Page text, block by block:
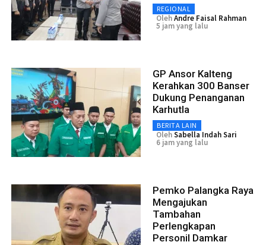
REGIONAL
OlehAndre Faisal Rahman
5 jam yang lalu
GP Ansor Kalteng
Kerahkan 300 Banser
Dukung Penanganan
Karhutla
BERITA LAIN
OlehSabella Indah Sari
6 jam yang lalu
Pemko Palangka Raya
Mengajukan
Tambahan
Perlengkapan
Personil Damkar